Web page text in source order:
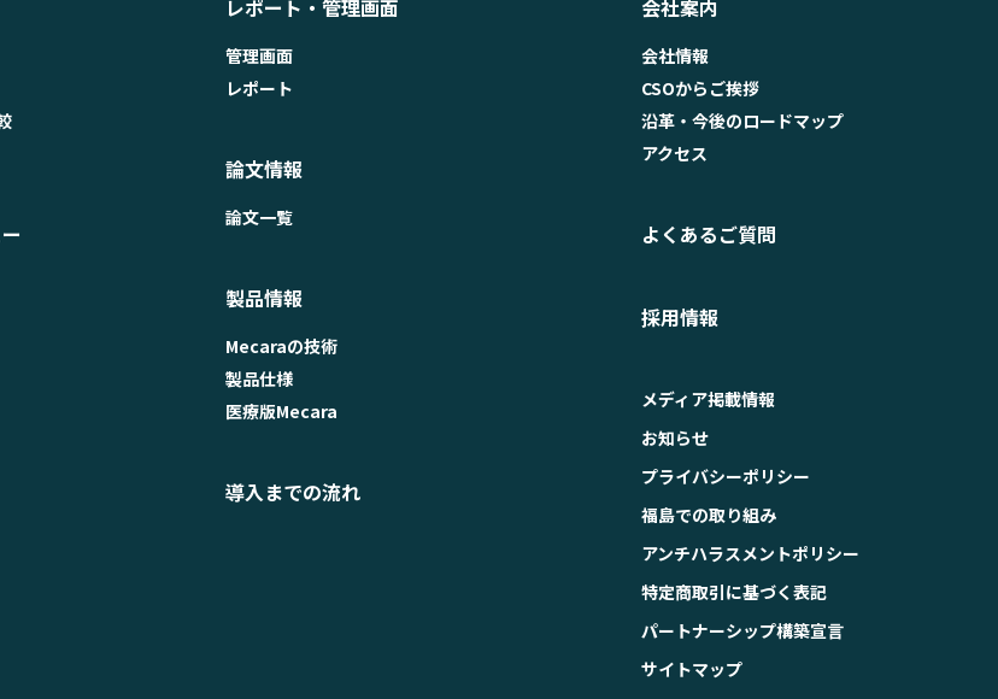
レポート・管理画面
管理画面
レポート
論文情報
論文一覧
製品情報
Mecaraの技術
製品仕様
医療版Mecara
導入までの流れ
会社案内
会社情報
CSOからご挨拶
沿革・今後のロードマップ
アクセス
よくあるご質問
採用情報
メディア掲載情報
お知らせ
プライバシーポリシー
福島での取り組み
アンチハラスメントポリシー
特定商取引に基づく表記
パートナーシップ構築宣言
サイトマップ